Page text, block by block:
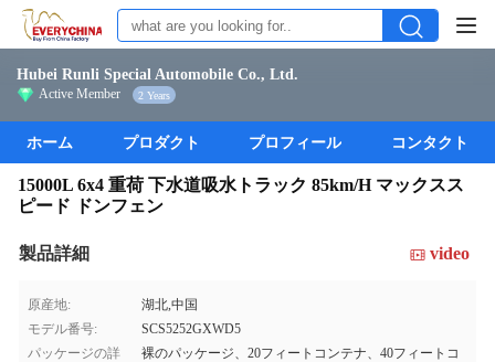
Hubei Runli Special Automobile Co., Ltd.
Active Member 2 Years
ホーム プロダクト プロフィール コンタクト
15000L 6x4 重荷 下水道吸水トラック 85km/H マックスス
ピード ドンフェン
製品詳細 video
原産地:
湖北,中国
モデル番号:
SCS5252GXWD5
パッケージの詳
裸のパッケージ、20フィートコンテナ、40フィートコ